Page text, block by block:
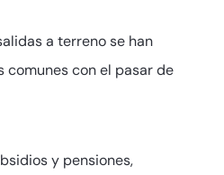
a terreno se han
comunes con el pasar de
y pensiones,